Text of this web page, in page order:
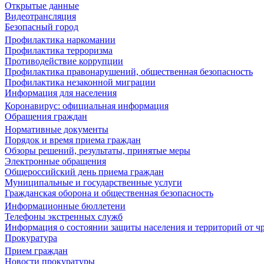
Открытые данные
Видеотрансляция
Безопасный город
Профилактика наркомании
Профилактика терроризма
Противодействие коррупции
Профилактика правонарушений, общественная безопасность
Профилактика незаконной миграции
Информация для населения
Коронавирус: официальная информация
Обращения граждан
Нормативные документы
Порядок и время приема граждан
Обзоры решений, результаты, принятые меры
Электронные обращения
Общероссийский день приема граждан
Муниципальные и государственные услуги
Гражданская оборона и общественная безопасность
Информационные бюллетени
Телефоны экстренных служб
Информация о состоянии защиты населения и территорий от
Прокуратура
Прием граждан
Новости прокуратуры